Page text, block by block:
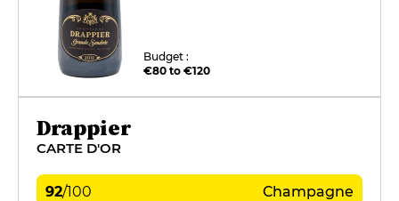
Budget :
€80 to €120
Drappier
CARTE D'OR
92/100 Champagne